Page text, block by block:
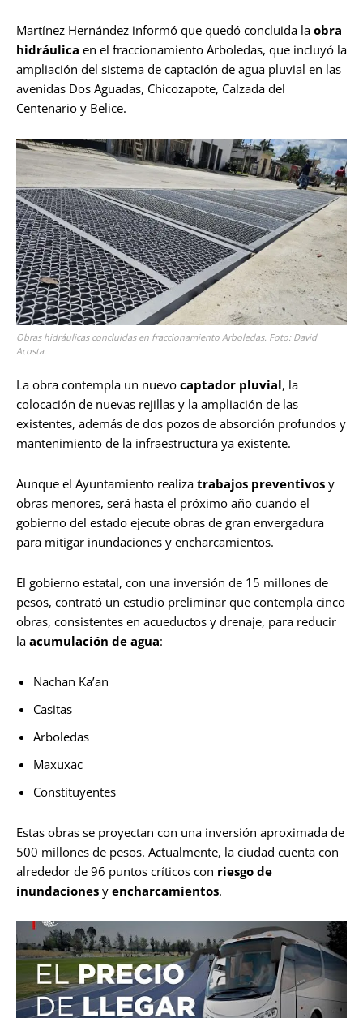
Martínez Hernández informó que quedó concluida la obra
hidráulica en el fraccionamiento Arboledas, que incluyó la
ampliación del sistema de captación de agua pluvial en las
avenidas Dos Aguadas, Chicozapote, Calzada del
Centenario y Belice.
Obras hidráulicas concluidas en fraccionamiento Arboledas. Foto: David
Acosta.
La obra contempla un nuevo captador pluvial, la
colocación de nuevas rejillas y la ampliación de las
existentes, además de dos pozos de absorción profundos y
mantenimiento de la infraestructura ya existente.
Aunque el Ayuntamiento realiza trabajos preventivos y
obras menores, será hasta el próximo año cuando el
gobierno del estado ejecute obras de gran envergadura
para mitigar inundaciones y encharcamientos.
El gobierno estatal, con una inversión de 15 millones de
pesos, contrató un estudio preliminar que contempla cinco
obras, consistentes en acueductos y drenaje, para reducir
la acumulación de agua:
Nachan Ka’an
Casitas
Arboledas
Maxuxac
Constituyentes
Estas obras se proyectan con una inversión aproximada de
500 millones de pesos. Actualmente, la ciudad cuenta con
alrededor de 96 puntos críticos con riesgo de
inundaciones y encharcamientos.